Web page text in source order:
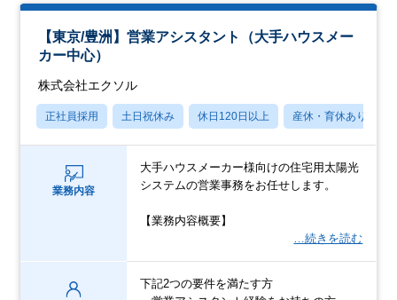
【東京/豊洲】営業アシスタント（大手ハウスメー
カー中心）
株式会社エクソル
正社員採用 土日祝休み 休日120日以上 産休・育休あり
業務内容
大手ハウスメーカー様向けの住宅用太陽光
システムの営業事務をお任せします。
【業務内容概要】
…続きを読む
下記2つの要件を満たす方